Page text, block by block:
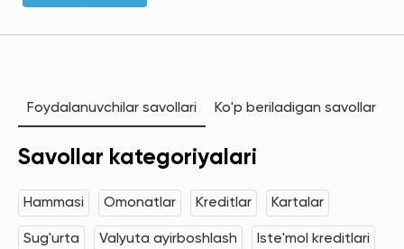
Foydalanuvchilar savollari Ko'p beriladigan savollar
Savollar kategoriyalari
Hammasi Omonatlar Kreditlar Kartalar
Sug'urta Valyuta ayirboshlash Iste'mol kreditlari